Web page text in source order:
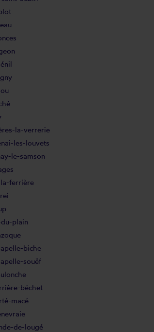
la-verrerie
les-louvets
le-samson
ferrière
plain
biche
souëf
béchet
macé
de-lougé